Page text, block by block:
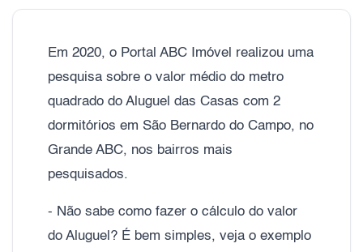
Em 2020, o Portal ABC Imóvel realizou uma
pesquisa sobre o valor médio do metro
quadrado do Aluguel das Casas com 2
dormitórios em São Bernardo do Campo, no
Grande ABC, nos bairros mais
pesquisados.
- Não sabe como fazer o cálculo do valor
do Aluguel? É bem simples, veja o exemplo